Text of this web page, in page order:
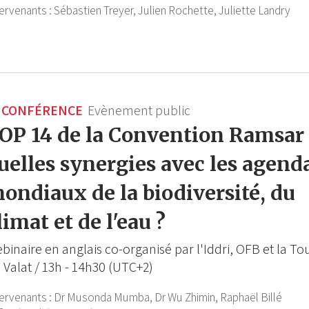
:Sébastien Treyer,Julien Rochette,Juliette Landry
Evènement public
14 de la Convention Ramsar
synergies avec les
de la biodiversité, du
et de l'eau ?
en anglais co-organisé par l'Iddri, OFB et la
/ 13h - 14h30 (UTC+2)
: Dr Musonda Mumba, Dr Wu Zhimin, Raphaël Billé